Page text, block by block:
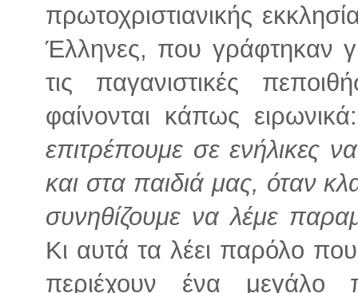
πρωτοχριστιανικής
Έλληνες, που γράφτηκαν
τις παγανιστικές
φαίνονται κάπως
επιτρέπουμε σε ενήλικες
και στα παιδιά μας, όταν
συνηθίζουμε να λέμε
Κι αυτά τα λέει παρόλο
περιέχουν ένα μεγάλο